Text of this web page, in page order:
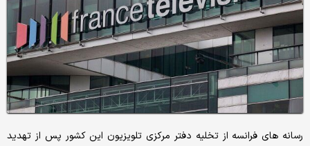
رسانه های فرانسه از تخلیه دفتر مرکزی تلویزیون این کشور پس از تهدید